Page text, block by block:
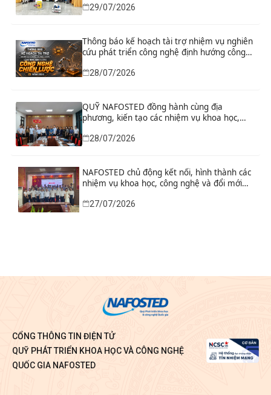
29/07/2026
Thông báo kế hoạch tài trợ nhiệm vụ nghiên
cứu phát triển công nghệ định hướng công
nghệ chiến lược năm 2026
28/07/2026
QUỸ NAFOSTED đồng hành cùng địa
phương, kiến tạo các nhiệm vụ khoa học,
phát triển thực tiễn
28/07/2026
NAFOSTED chủ động kết nối, hình thành các
nhiệm vụ khoa học, công nghệ và đổi mới
Bình
27/07/2026
CỔNG THÔNG TIN ĐIỆN TỬ
QUỸ PHÁT TRIỂN KHOA HỌC VÀ CÔNG NGHỆ
QUỐC GIA NAFOSTED